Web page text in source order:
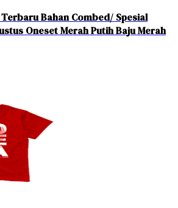
Bahan Combed/ Spesial
Oneset Merah Putih Baju Merah